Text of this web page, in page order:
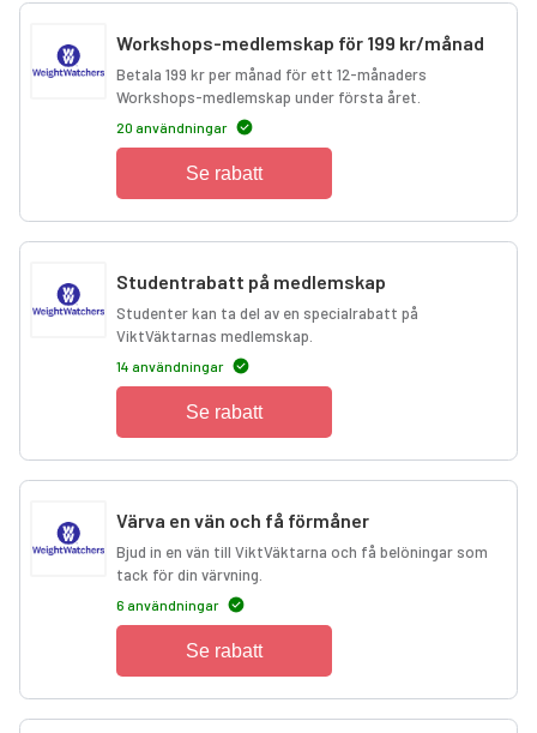
Workshops-medlemskap för 199 kr/månad
Betala 199 kr per månad för ett 12-månaders
Workshops-medlemskap under första året.
20 användningar
Se rabatt
Studentrabatt på medlemskap
Studenter kan ta del av en specialrabatt på
ViktVäktarnas medlemskap.
14 användningar
Se rabatt
Värva en vän och få förmåner
Bjud in en vän till ViktVäktarna och få belöningar som
tack för din värvning.
6 användningar
Se rabatt